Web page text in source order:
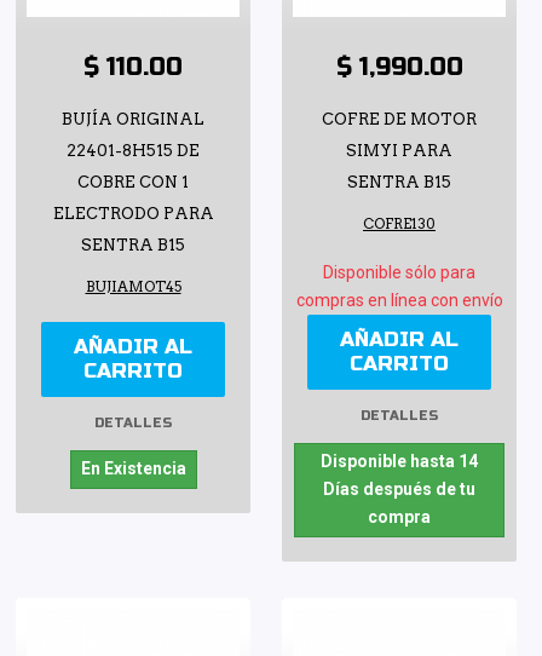
$ 110.00
BUJÍA ORIGINAL
22401-8H515 DE
COBRE CON 1
ELECTRODO PARA
SENTRA B15
BUJIAMOT45
AÑADIR AL
CARRITO
DETALLES
En Existencia
$ 1,990.00
COFRE DE MOTOR
SIMYI PARA
SENTRA B15
COFRE130
Disponible sólo para
compras en línea con envío
AÑADIR AL
CARRITO
DETALLES
Disponible hasta 14
Días después de tu
compra